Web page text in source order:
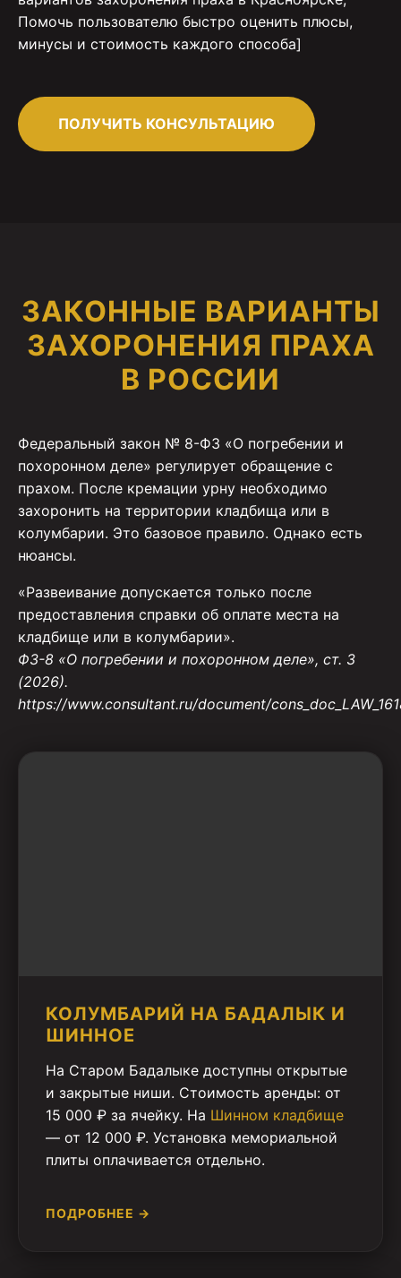
Помочь пользователю быстро оценить плюсы,
минусы и стоимость каждого способа]
ПОЛУЧИТЬ КОНСУЛЬТАЦИЮ
ЗАКОННЫЕ ВАРИАНТЫ
ЗАХОРОНЕНИЯ ПРАХА
В РОССИИ
Федеральный закон № 8-ФЗ «О погребении и
похоронном деле» регулирует обращение с
прахом. После кремации урну необходимо
захоронить на территории кладбища или в
колумбарии. Это базовое правило. Однако есть
нюансы.
«Развеивание допускается только после
предоставления справки об оплате места на
кладбище или в колумбарии».
ФЗ-8 «О погребении и похоронном деле», ст. 3
(2026).
https://www.consultant.ru/document/
КОЛУМБАРИЙ НА БАДАЛЫК И
ШИННОЕ
На Старом Бадалыке доступны открытые
и закрытые ниши. Стоимость аренды: от
15 000 ₽ за ячейку. На Шинном кладбище
— от 12 000 ₽. Установка мемориальной
плиты оплачивается отдельно.
ПОДРОБНЕЕ →